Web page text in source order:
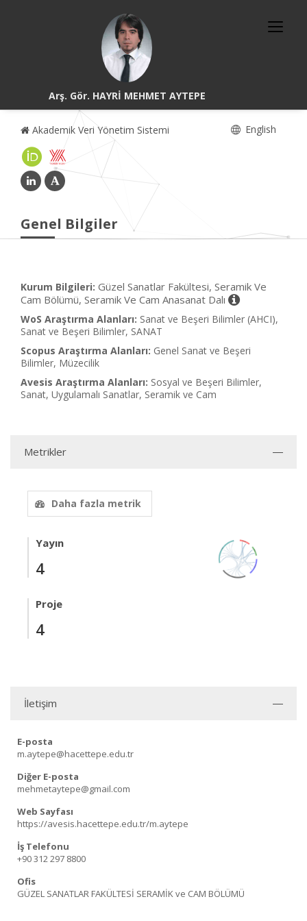
Arş. Gör. HAYRİ MEHMET AYTEPE
Akademik Veri Yönetim Sistemi English
Genel Bilgiler
Kurum Bilgileri: Güzel Sanatlar Fakültesi, Seramik Ve
Cam Bölümü, Seramik Ve Cam Anasanat Dalı
WoS Araştırma Alanları: Sanat ve Beşeri Bilimler (AHCI),
Sanat ve Beşeri Bilimler, SANAT
Scopus Araştırma Alanları: Genel Sanat ve Beşeri
Bilimler, Müzecilik
Avesis Araştırma Alanları: Sosyal ve Beşeri Bilimler,
Sanat, Uygulamalı Sanatlar, Seramik ve Cam
Metrikler
Daha fazla metrik
Yayın
4
Proje
4
İletişim
E-posta
m.aytepe@hacettepe.edu.tr
Diğer E-posta
mehmetaytepe@gmail.com
Web Sayfası
https://avesis.hacettepe.edu.tr/m.aytepe
İş Telefonu
+90 312 297 8800
Ofis
GÜZEL SANATLAR FAKÜLTESİ SERAMİK ve CAM BÖLÜMÜ